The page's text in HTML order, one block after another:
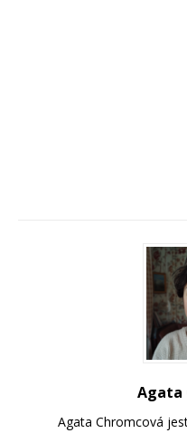
Agata
Agata Chromcová